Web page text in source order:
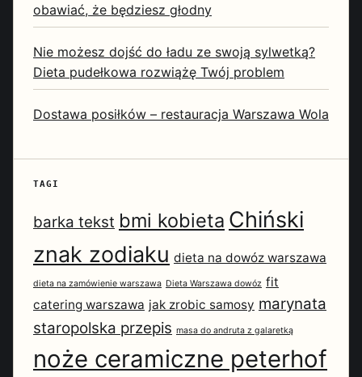
obawiać, że będziesz głodny
Nie możesz dojść do ładu ze swoją sylwetką?
Dieta pudełkowa rozwiążę Twój problem
Dostawa posiłków – restauracja Warszawa Wola
TAGI
barka tekst bmi kobieta Chiński
znak zodiaku dieta na dowóz warszawa
dieta na zamówienie warszawa Dieta Warszawa dowóz fit
catering warszawa jak zrobic samosy marynata
staropolska przepis masa do andruta z galaretką
noże ceramiczne peterhof